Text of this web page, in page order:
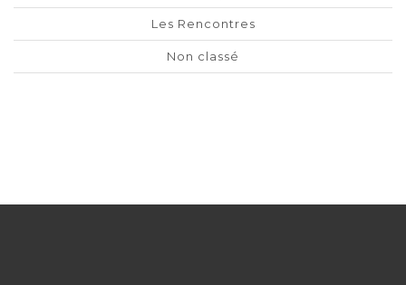
Les Rencontres
Non classé